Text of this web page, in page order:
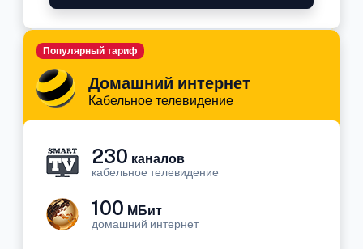
Домашний интернет
Кабельное телевидение
Популярный тариф
230 каналов
кабельное телевидение
100 МБит
домашний интернет